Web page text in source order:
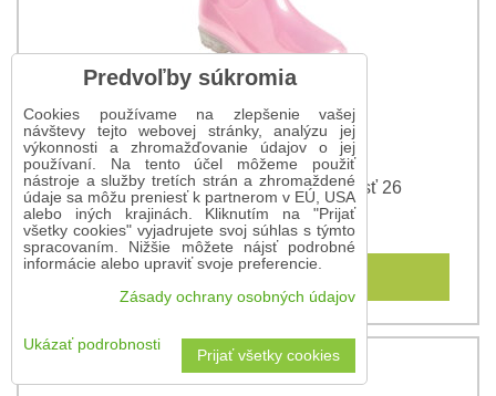
Detské gumáky Peppa Pig - veľkosť 26
20,45 €
Do košíka
Predvoľby súkromia
Cookies používame na zlepšenie vašej
návštevy tejto webovej stránky, analýzu jej
výkonnosti a zhromažďovanie údajov o jej
používaní. Na tento účel môžeme použiť
nástroje a služby tretích strán a zhromaždené
údaje sa môžu preniesť k partnerom v EÚ, USA
alebo iných krajinách. Kliknutím na "Prijať
všetky cookies" vyjadrujete svoj súhlas s týmto
spracovaním. Nižšie môžete nájsť podrobné
informácie alebo upraviť svoje preferencie.
Zásady ochrany osobných údajov
Ukázať podrobnosti
Prijať všetky cookies